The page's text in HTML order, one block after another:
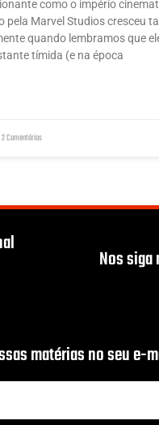
como o império
pela Marvel Studios cresceu
quando lembramos que
tímida (e na época
2 Comentários
Nos
matérias no seu e-